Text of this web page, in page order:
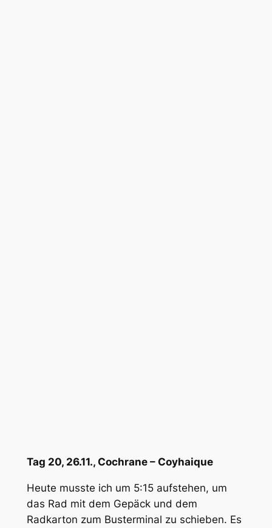
Tag 20, 26.11., Cochrane – Coyhaique
Heute musste ich um 5:15 aufstehen, um
das Rad mit dem Gepäck und dem
Radkarton zum Busterminal zu schieben. Es